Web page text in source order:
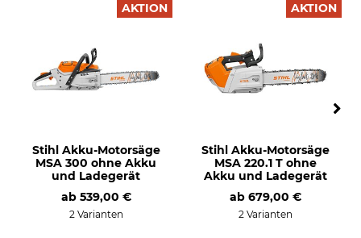
AKTION
Stihl Akku-Motorsäge
MSA 300 ohne Akku
und Ladegerät
ab 539,00 €
2 Varianten
AKTION
Stihl Akku-Motorsäge
MSA 220.1 T ohne
Akku und Ladegerät
ab 679,00 €
2 Varianten